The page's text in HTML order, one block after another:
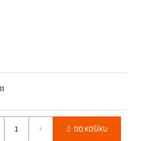
DO KOŠÍKU